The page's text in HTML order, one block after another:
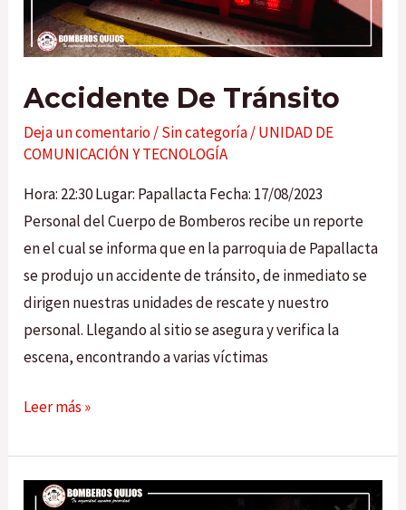
Accidente De Tránsito
Deja un comentario/Sin categoría/UNIDAD DE
COMUNICACIÓN Y TECNOLOGÍA
Hora: 22:30 Lugar: Papallacta Fecha: 17/08/2023
Personal del Cuerpo de Bomberos recibe un reporte
en el cual se informa que en la parroquia de Papallacta
se produjo un accidente de tránsito, de inmediato se
dirigen nuestras unidades de rescate y nuestro
personal. Llegando al sitio se asegura y verifica la
escena, encontrando a varias víctimas
Leer más »
Búsqueda